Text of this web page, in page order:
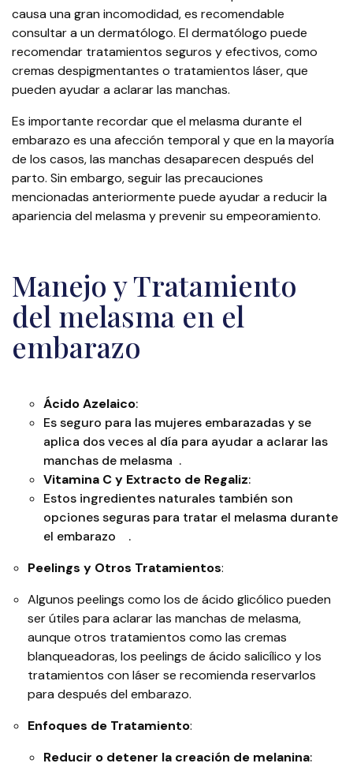
causa una gran incomodidad, es recomendable
consultar a un dermatólogo. El dermatólogo puede
recomendar tratamientos seguros y efectivos, como
cremas despigmentantes o tratamientos láser, que
pueden ayudar a aclarar las manchas.
Es importante recordar que el melasma durante el
embarazo es una afección temporal y que en la mayoría
de los casos, las manchas desaparecen después del
parto. Sin embargo, seguir las precauciones
mencionadas anteriormente puede ayudar a reducir la
apariencia del melasma y prevenir su empeoramiento.
Manejo y Tratamiento
del melasma en el
embarazo
Ácido Azelaico:
Es seguro para las mujeres embarazadas y se
aplica dos veces al día para ayudar a aclarar las
manchas de melasma​ ​.
Vitamina C y Extracto de Regaliz:
Estos ingredientes naturales también son
opciones seguras para tratar el melasma durante
el embarazo​
​.
Peelings y Otros Tratamientos:
Algunos peelings como los de ácido glicólico pueden
ser útiles para aclarar las manchas de melasma,
aunque otros tratamientos como las cremas
blanqueadoras, los peelings de ácido salicílico y los
tratamientos con láser se recomienda reservarlos
para después del embarazo​.
Enfoques de Tratamiento:
Reducir o detener la creación de melanina: